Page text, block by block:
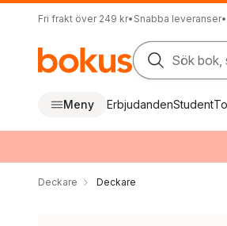
Fri frakt över 249 kr• Snabba leveranser•
Sök bok,
Meny ErbjudandenStudent
Deckare Deckare